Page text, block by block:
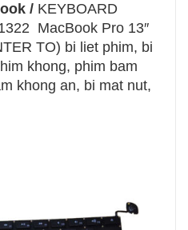
/ KEYBOARD
MacBook Pro 13″
TO) bi liet phim, bi
khong, phim bam
khong an, bi mat nut,